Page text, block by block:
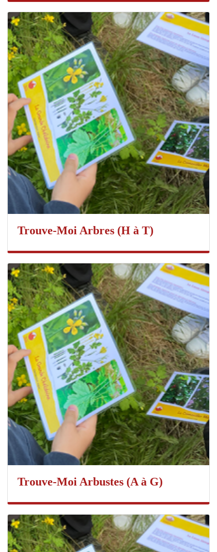
Trouve-Moi Arbres (H à T)
Trouve-Moi Arbustes (A à G)